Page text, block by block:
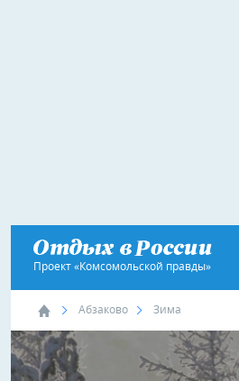
Проект «Комсомольской правды»
Абзаково Зима